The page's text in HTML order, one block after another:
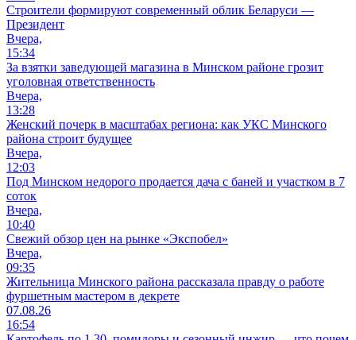
Строители формируют современный облик Беларуси —
Президент
Вчера,
15:34
За взятки заведующей магазина в Минском районе грозит
уголовная ответственность
Вчера,
13:28
Женский почерк в масштабах региона: как УКС Минского
района строит будущее
Вчера,
12:03
Под Минском недорого продается дача с баней и участком в 7
соток
Вчера,
10:40
Свежий обзор цен на рынке «Экспобел»
Вчера,
09:35
Жительница Минского района рассказала правду о работе
фуршетным мастером в декрете
07.08.26
16:54